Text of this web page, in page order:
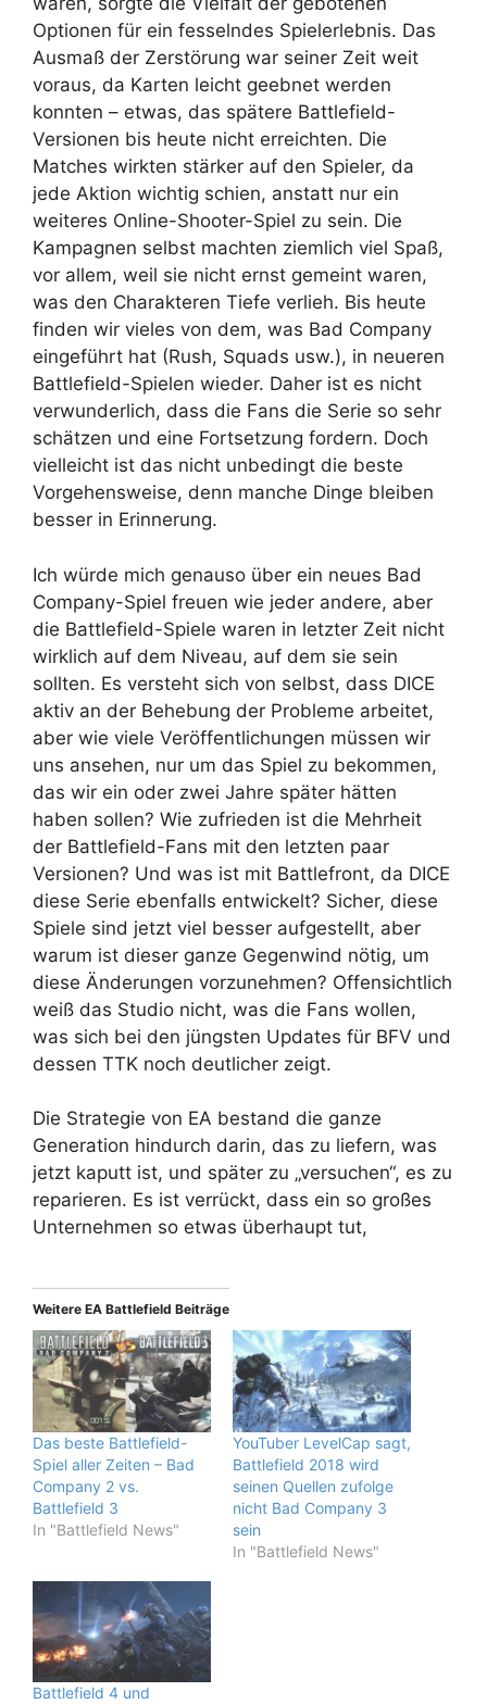
Optionen für ein fesselndes Spielerlebnis. Das
Ausmaß der Zerstörung war seiner Zeit weit
voraus, da Karten leicht geebnet werden
konnten – etwas, das spätere Battlefield-
Versionen bis heute nicht erreichten. Die
Matches wirkten stärker auf den Spieler, da
jede Aktion wichtig schien, anstatt nur ein
weiteres Online-Shooter-Spiel zu sein. Die
Kampagnen selbst machten ziemlich viel Spaß,
vor allem, weil sie nicht ernst gemeint waren,
was den Charakteren Tiefe verlieh. Bis heute
finden wir vieles von dem, was Bad Company
eingeführt hat (Rush, Squads usw.), in neueren
Battlefield-Spielen wieder. Daher ist es nicht
verwunderlich, dass die Fans die Serie so sehr
schätzen und eine Fortsetzung fordern. Doch
vielleicht ist das nicht unbedingt die beste
Vorgehensweise, denn manche Dinge bleiben
besser in Erinnerung.
Ich würde mich genauso über ein neues Bad
Company-Spiel freuen wie jeder andere, aber
die Battlefield-Spiele waren in letzter Zeit nicht
wirklich auf dem Niveau, auf dem sie sein
sollten. Es versteht sich von selbst, dass DICE
aktiv an der Behebung der Probleme arbeitet,
aber wie viele Veröffentlichungen müssen wir
uns ansehen, nur um das Spiel zu bekommen,
das wir ein oder zwei Jahre später hätten
haben sollen? Wie zufrieden ist die Mehrheit
der Battlefield-Fans mit den letzten paar
Versionen? Und was ist mit Battlefront, da DICE
diese Serie ebenfalls entwickelt? Sicher, diese
Spiele sind jetzt viel besser aufgestellt, aber
warum ist dieser ganze Gegenwind nötig, um
diese Änderungen vorzunehmen? Offensichtlich
weiß das Studio nicht, was die Fans wollen,
was sich bei den jüngsten Updates für BFV und
dessen TTK noch deutlicher zeigt.
Die Strategie von EA bestand die ganze
Generation hindurch darin, das zu liefern, was
jetzt kaputt ist, und später zu „versuchen“, es zu
reparieren. Es ist verrückt, dass ein so großes
Unternehmen so etwas überhaupt tut,
Weitere EA Battlefield Beiträge
Das beste Battlefield-
Spiel aller Zeiten – Bad
Company 2 vs.
Battlefield 3
In "Battlefield News"
YouTuber LevelCap sagt,
Battlefield 2018 wird
seinen Quellen zufolge
nicht Bad Company 3
sein
In "Battlefield News"
Battlefield 4 und